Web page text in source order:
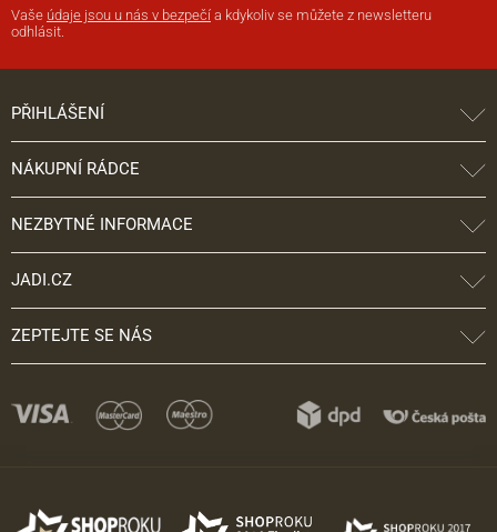
Vaše údaje jsou u nás v bezpečí a kdykoliv se můžete z newsletteru
odhlásit.
PŘIHLÁŠENÍ
NÁKUPNÍ RÁDCE
NEZBYTNÉ INFORMACE
JADI.CZ
ZEPTEJTE SE NÁS